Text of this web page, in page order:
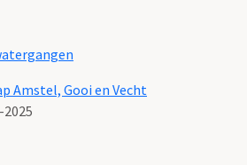
Amstel, Gooi en Vecht